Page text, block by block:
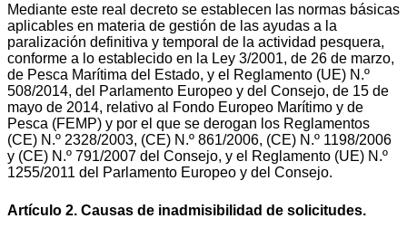
Mediante este real decreto se establecen las normas básicas
aplicables en materia de gestión de las ayudas a la
paralización definitiva y temporal de la actividad pesquera,
conforme a lo establecido en la Ley 3/2001, de 26 de marzo,
de Pesca Marítima del Estado, y el Reglamento (UE) N.º
508/2014, del Parlamento Europeo y del Consejo, de 15 de
mayo de 2014, relativo al Fondo Europeo Marítimo y de
Pesca (FEMP) y por el que se derogan los Reglamentos
(CE) N.º 2328/2003, (CE) N.º 861/2006, (CE) N.º 1198/2006
y (CE) N.º 791/2007 del Consejo, y el Reglamento (UE) N.º
1255/2011 del Parlamento Europeo y del Consejo.
Artículo 2. Causas de inadmisibilidad de solicitudes.